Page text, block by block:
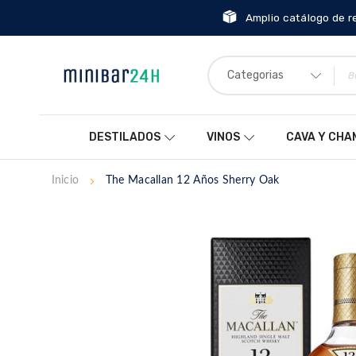
Amplio catálogo de
Categorias
DESTILADOS VINOS CAVA Y
Inicio The Macallan 12 Años Sherry Oak